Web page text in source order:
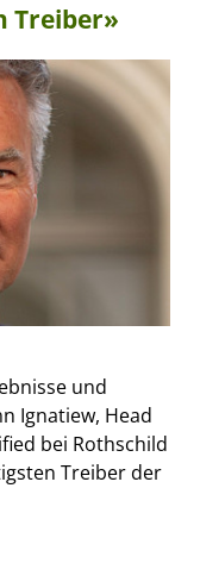
Treiber»
und
Ignatiew, Head
bei Rothschild
Treiber der